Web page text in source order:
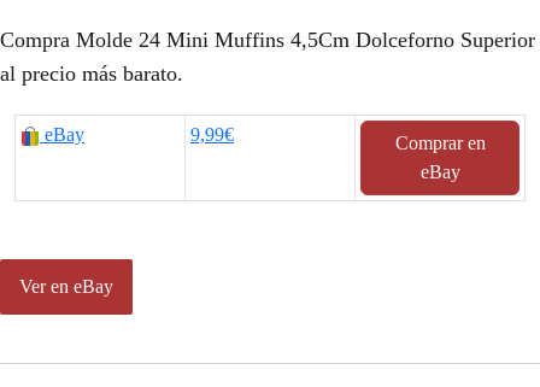
Compra Molde 24 Mini Muffins 4,5Cm Dolceforno Superior
al precio más barato.
eBay 9,99€
Comprar en
eBay
Ver en eBay